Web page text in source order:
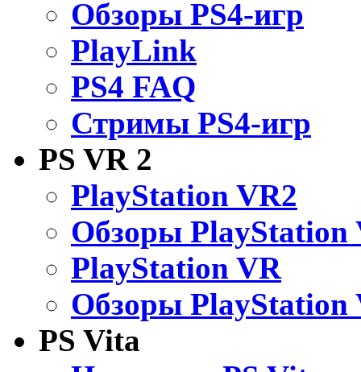
Обзоры PS4-игр
PlayLink
PS4 FAQ
Стримы PS4-игр
PS VR 2
PlayStation VR2
Обзоры PlayStation
PlayStation VR
Обзоры PlayStation
PS Vita